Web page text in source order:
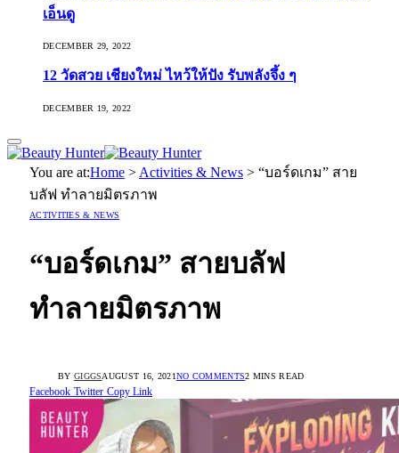
เอ็นดู
DECEMBER 29, 2022
12 วัดสวย เชียงใหม่ ไหว้ให้ปัง รับพลังจึ้ง ๆ
DECEMBER 19, 2022
You are at:Home > Activities & News > “บอร์ดเกม” สาย
บลัฟ ทำลายมิตรภาพ
ACTIVITIES & NEWS
“บอร์ดเกม” สายบลัฟ
ทำลายมิตรภาพ
BY GIGGSAUGUST 16, 2021NO COMMENTS2 MINS READ
Facebook Twitter Copy Link